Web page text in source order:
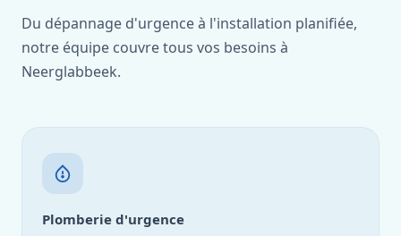
Du dépannage d'urgence à l'installation planifiée,
notre équipe couvre tous vos besoins à
Neerglabbeek.
Plomberie d'urgence